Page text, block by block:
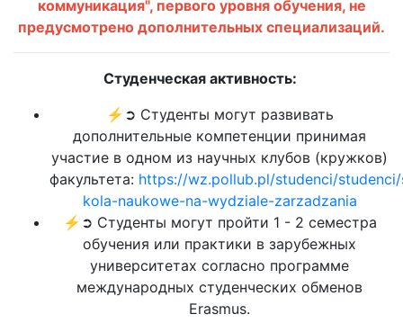
коммуникация", первого уровня обучения, не
предусмотрено дополнительных специализаций.
Студенческая активность:
⚡➲ Студенты могут развивать
дополнительные компетенции принимая
участие в одном из научных клубов (кружков)
факультета: https://wz.pollub.pl/studenci/
kola-naukowe-na-wydziale-zarzadzania
⚡➲ Студенты могут пройти 1 - 2 семестра
обучения или практики в зарубежных
университетах согласно программе
международных студенческих обменов
Erasmus.